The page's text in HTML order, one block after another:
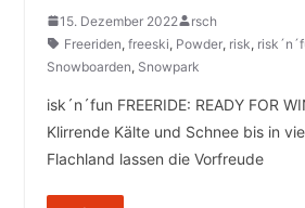
15. Dezember 2022
rsch
Freeriden, freeski, Powder, risk,
Snowboarden, Snowpark
isk´n´fun FREERIDE: READY FOR
Klirrende Kälte und Schnee bis in
Flachland lassen die Vorfreude